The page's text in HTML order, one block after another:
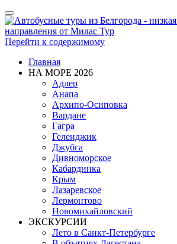
Показать/
Скрыть
навигацию
Перейти к содержимому
Главная
НА МОРЕ 2026
Адлер
Анапа
Архипо-Осиповка
Вардане
Гагра
Геленджик
Джубга
Дивноморское
Кабардинка
Крым
Лазаревское
Лермонтово
Новомихайловский
ЭКСКУРСИИ
Лето в Санкт-Петербурге